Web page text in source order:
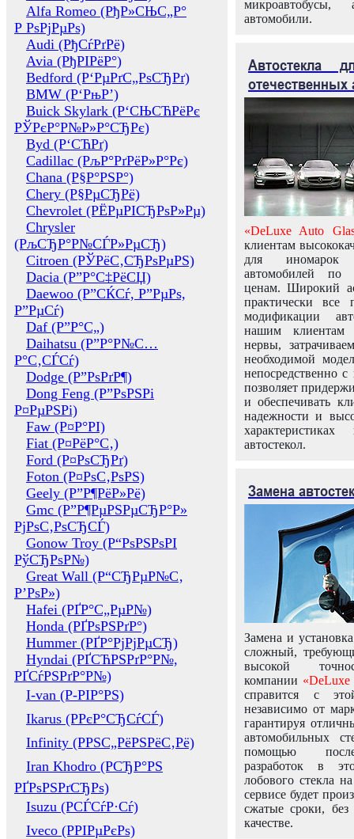
Alfa Romeo (РђР»СЊС„Р°
Р РѕРјРµРѕ)
Audi (РђСѓРґРё)
Avia (РђРІРёР°)
Bedford (Р‘РµРґС„РѕСЂРґ)
BMW (Р‘РњР’)
Buick Skylark (Р‘СЊСЋРёРє
РЎРєР°Р№Р»Р°СЂРє)
Byd (Р‘СЋРґ)
Cadillac (РљР°РґРёР»Р°Рє)
Chana (Р§Р°РЅР°)
Chery (Р§РµСЂРё)
Chevrolet (РЁРµРІСЂРѕР»Рµ)
Chrysler
(РљСЂР°Р№СЃР»РµСЂ)
Citroen (РЎРёС‚СЂРѕРµРЅ)
Dacia (Р”Р°С‡РёСЏ)
Daewoo (Р”СЌСѓ, Р”РµРѕ,
Р”РµСѓ)
Daf (Р”Р°С„)
Daihatsu (Р”Р°Р№С…
Р°С‚СЃСѓ)
Dodge (Р”РѕРґР¶)
Dong Feng (Р”РѕРЅРі
Р¤РµРЅРі)
Faw (Р¤Р°РІ)
Fiat (Р¤РёР°С‚)
Ford (Р¤РѕСЂРґ)
Foton (Р¤РѕС‚РѕРЅ)
Geely (Р”Р¶РёР»Рё)
Gmc (Р”Р¶РµРЅРµСЂР°Р»
РјРѕС‚РѕСЂСЃ)
Gonow Troy (Р“РѕРЅРѕРІ
РўСЂРѕР№)
Great Wall (Р“СЂРµР№С‚
Р’РѕР»)
Hafei (РҐР°С„РµР№)
Honda (РҐРѕРЅРґР°)
Hummer (РҐР°РјРјРµСЂ)
Hyndai (РҐСЋРЅРґР°Р№,
РҐСѓРЅРґР°Р№)
I-van (Р-РІР°РЅ)
Ikarus (РРєР°СЂСѓСЃ)
Infinity (РРЅС„РёРЅРёС‚Рё)
Iran Khodro (РСЂР°РЅ
РҐРѕРЅРґСЂРѕ)
Isuzu (РСЃСѓР·Сѓ)
Iveco (РРІРµРєРѕ)
микроавтобусы,
автомобили.
Автостекла
отечественных
«DeLuxe Auto
клиентам
для иномарок
автомобилей
ценам. Широкий
практически все
модификации
нашим клиентам
нервы,
необходимой
непосредственно
позволяет
и обеспечивать
надежности и
автостекол.
Замена
Замена и
сложный,
высокой
компании «DeLuxe
справится с
независимо от
гарантируя
автомобильных
помощью
разработок в
лобового стекла
сервисе будет
сжатые сроки,
качестве.